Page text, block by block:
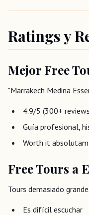
Ratings y
Mejor Free
"Marrakech Medina
4.9/5 (300+
Guía profesional,
Worth it
Free Tours a
Tours demasiado
Es difícil escuchar